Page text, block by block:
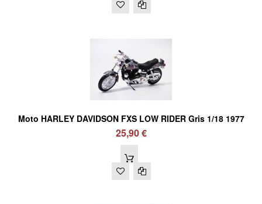
Moto HARLEY DAVIDSON FXS LOW RIDER Gris 1/18 1977
25,90 €